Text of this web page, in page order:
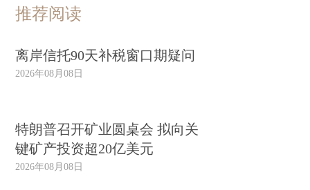
推荐阅读
离岸信托90天补税窗口期疑问
2026年08月08日
特朗普召开矿业圆桌会 拟向关
键矿产投资超20亿美元
2026年08月08日